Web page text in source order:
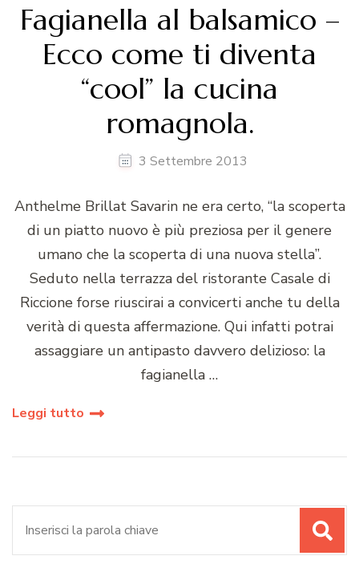
Fagianella al balsamico –
Ecco come ti diventa
“cool” la cucina
romagnola.
3 Settembre 2013
Anthelme Brillat Savarin ne era certo, “la scoperta
di un piatto nuovo è più preziosa per il genere
umano che la scoperta di una nuova stella”.
Seduto nella terrazza del ristorante Casale di
Riccione forse riuscirai a convicerti anche tu della
verità di questa affermazione. Qui infatti potrai
assaggiare un antipasto davvero delizioso: la
fagianella …
Leggi tutto